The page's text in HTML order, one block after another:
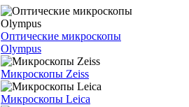
Оптические микроскопы
Olympus
Микроскопы Zeiss
Микроскопы Leica